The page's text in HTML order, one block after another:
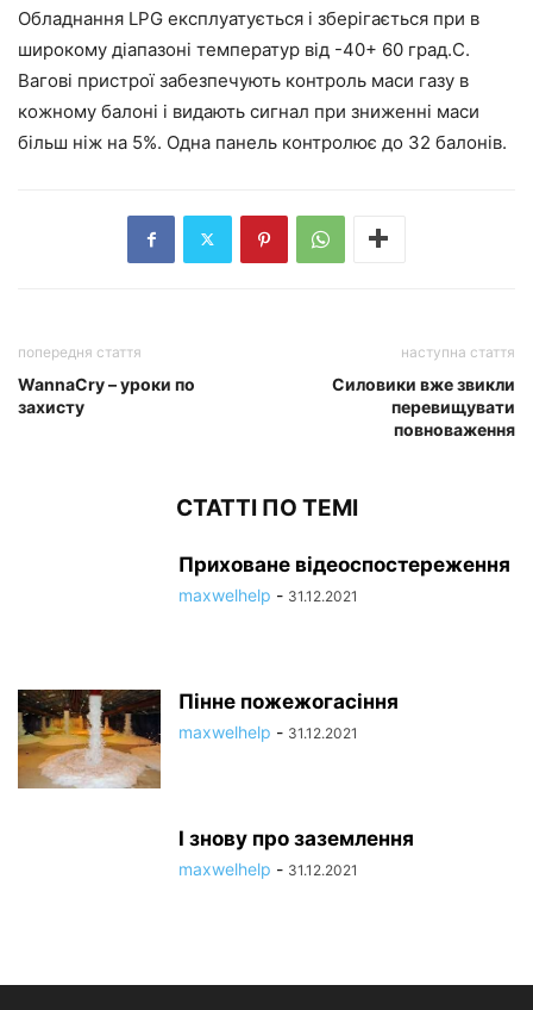
Обладнання LPG експлуатується і зберігається при в
широкому діапазоні температур від -40+ 60 град.С.
Вагові пристрої забезпечують контроль маси газу в
кожному балоні і видають сигнал при зниженні маси
більш ніж на 5%. Одна панель контролює до 32 балонів.
попередня стаття
WannaCry – уроки по
захисту
наступна стаття
Силовики вже звикли
перевищувати
повноваження
СТАТТІ ПО ТЕМІ
Приховане відеоспостереження
maxwelhelp - 31.12.2021
Пінне пожежогасіння
maxwelhelp - 31.12.2021
І знову про заземлення
maxwelhelp - 31.12.2021